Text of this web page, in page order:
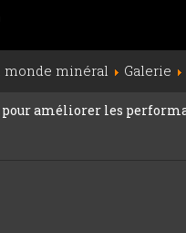
monde minéral Galerie
améliorer les